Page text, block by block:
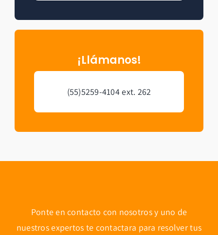
¡Llámanos!
(55)5259-4104ext. 262
Ponte en contacto con nosotros y uno de
nuestros expertos te contactara para resolver tus